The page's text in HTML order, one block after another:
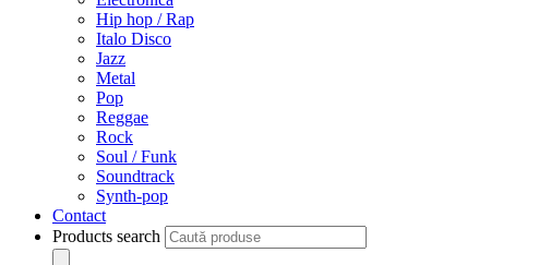
Hip hop / Rap
Italo Disco
Jazz
Metal
Pop
Reggae
Rock
Soul / Funk
Soundtrack
Synth-pop
Contact
Products search